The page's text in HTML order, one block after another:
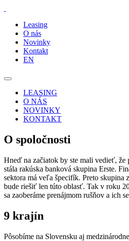
Leasing
O nás
Novinky
Kontakt
EN
LEASING
O NÁS
NOVINKY
KONTAKT
O spoločnosti
Hneď na začiatok by ste mali vedieť, že
stála rakúska banková skupina Erste.
sektora má veľa špecifík. Preto skupina
bude riešiť len túto oblasť. Tak v roku
sa zaoberáme prenájmom rušňov a ich
9 krajín
Pôsobíme na Slovensku aj medzinárodne